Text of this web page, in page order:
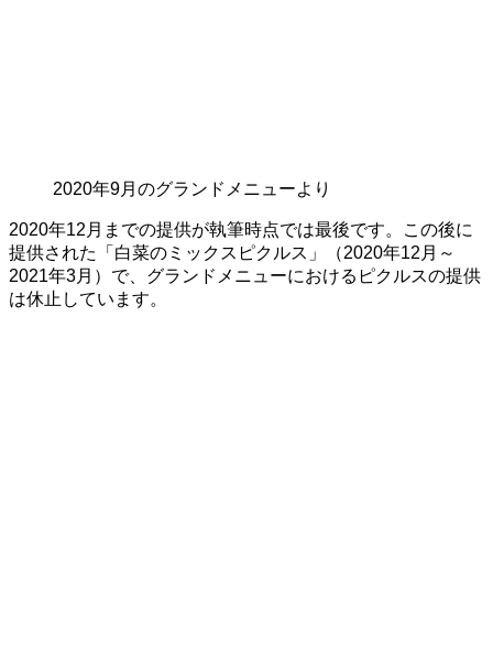
2020年9月のグランドメニューより
2020年12月までの提供が執筆時点では最後です。この後に
提供された「白菜のミックスピクルス」（2020年12月～
2021年3月）で、グランドメニューにおけるピクルスの提供
は休止しています。